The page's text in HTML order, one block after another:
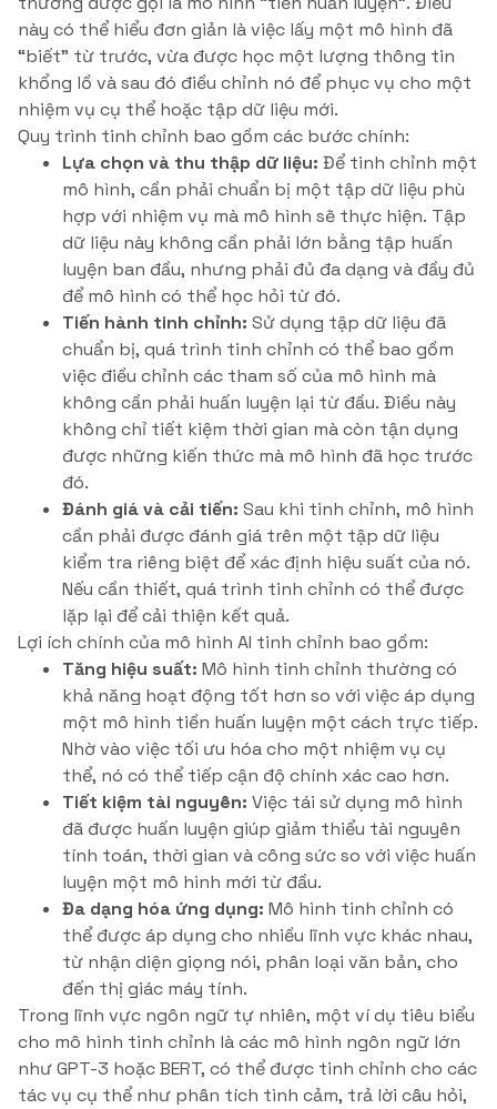
này có thể hiểu đơn giản là việc lấy một mô hình đã
“biết” từ trước, vừa được học một lượng thông tin
khổng lồ và sau đó điều chỉnh nó để phục vụ cho một
nhiệm vụ cụ thể hoặc tập dữ liệu mới.
Quy trình tinh chỉnh bao gồm các bước chính:
Lựa chọn và thu thập dữ liệu: Để tinh chỉnh một
mô hình, cần phải chuẩn bị một tập dữ liệu phù
hợp với nhiệm vụ mà mô hình sẽ thực hiện. Tập
dữ liệu này không cần phải lớn bằng tập huấn
luyện ban đầu, nhưng phải đủ đa dạng và đầy đủ
để mô hình có thể học hỏi từ đó.
Tiến hành tinh chỉnh: Sử dụng tập dữ liệu đã
chuẩn bị, quá trình tinh chỉnh có thể bao gồm
việc điều chỉnh các tham số của mô hình mà
không cần phải huấn luyện lại từ đầu. Điều này
không chỉ tiết kiệm thời gian mà còn tận dụng
được những kiến thức mà mô hình đã học trước
đó.
Đánh giá và cải tiến: Sau khi tinh chỉnh, mô hình
cần phải được đánh giá trên một tập dữ liệu
kiểm tra riêng biệt để xác định hiệu suất của nó.
Nếu cần thiết, quá trình tinh chỉnh có thể được
lặp lại để cải thiện kết quả.
Lợi ích chính của mô hình AI tinh chỉnh bao gồm:
Tăng hiệu suất: Mô hình tinh chỉnh thường có
khả năng hoạt động tốt hơn so với việc áp dụng
một mô hình tiền huấn luyện một cách trực tiếp.
Nhờ vào việc tối ưu hóa cho một nhiệm vụ cụ
thể, nó có thể tiếp cận độ chính xác cao hơn.
Tiết kiệm tài nguyên: Việc tái sử dụng mô hình
đã được huấn luyện giúp giảm thiểu tài nguyên
tính toán, thời gian và công sức so với việc huấn
luyện một mô hình mới từ đầu.
Đa dạng hóa ứng dụng: Mô hình tinh chỉnh có
thể được áp dụng cho nhiều lĩnh vực khác nhau,
từ nhận diện giọng nói, phân loại văn bản, cho
đến thị giác máy tính.
Trong lĩnh vực ngôn ngữ tự nhiên, một ví dụ tiêu biểu
cho mô hình tinh chỉnh là các mô hình ngôn ngữ lớn
như GPT-3 hoặc BERT, có thể được tinh chỉnh cho các
tác vụ cụ thể như phân tích tình cảm, trả lời câu hỏi,